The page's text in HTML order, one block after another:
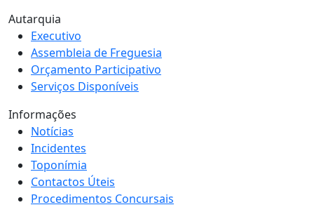
Autarquia
Executivo
Assembleia de Freguesia
Orçamento Participativo
Serviços Disponíveis
Informações
Notícias
Incidentes
Toponímia
Contactos Úteis
Procedimentos Concursais